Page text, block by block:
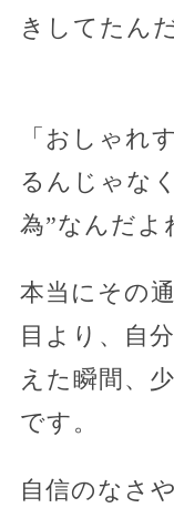
きしてたん
「おしゃれ
るんじゃな
為”なんだよ
本当にその
目より、自
えた瞬間、
です。
自信のなさ